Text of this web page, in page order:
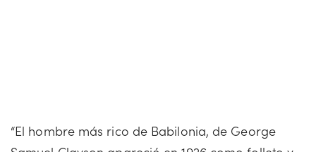
“El hombre más rico de Babilonia, de George